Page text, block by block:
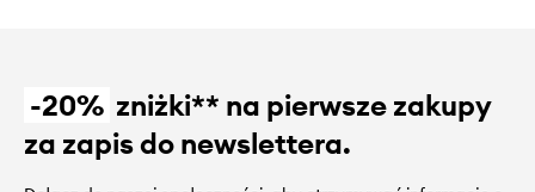
-20% zniżki** na pierwsze zakupy
za zapis do newslettera.